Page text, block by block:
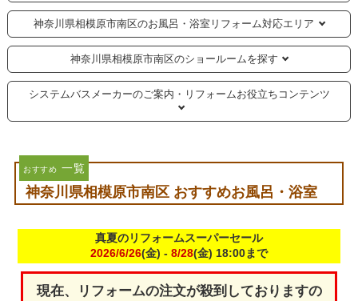
神奈川県相模原市南区のお風呂・浴室リフォーム対応エリア
神奈川県相模原市南区のショールームを探す
システムバスメーカーのご案内・リフォームお役立ちコンテンツ
おすすめ 一覧
神奈川県相模原市南区 おすすめお風呂・浴室
真夏のリフォームスーパーセール
2026/6/26(金) - 8/28(金) 18:00まで
現在、リフォームの注文が殺到しておりますの